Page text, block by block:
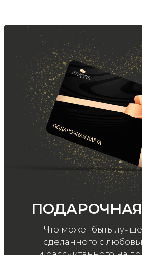
ООО «МИР КАШЕМИРА» © 2023
Все права защищены.
Политика
конфиденциальности